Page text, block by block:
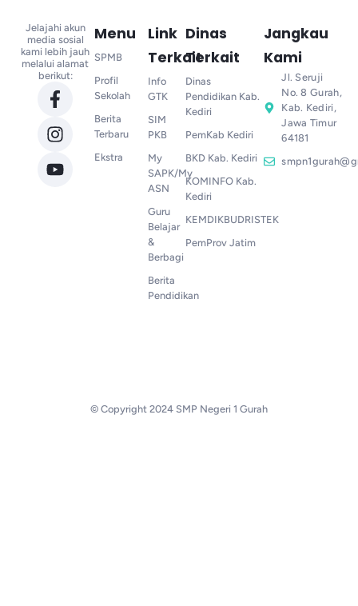
Jelajahi akun
media sosial
kami lebih jauh
melalui alamat
berikut:
Menu
SPMB
Profil
Sekolah
Berita
Terbaru
Ekstra
Link
Terkait
Info
GTK
SIM
PKB
My
SAPK/My
ASN
Guru
Belajar
&
Berbagi
Berita
Pendidikan
Dinas
Terkait
Dinas
Pendidikan Kab.
Kediri
PemKab Kediri
BKD Kab. Kediri
KOMINFO Kab.
Kediri
KEMDIKBUDRISTEK
PemProv Jatim
Jangkau
Kami
Jl. Seruji
No. 8 Gurah,
Kab. Kediri,
Jawa Timur
64181
© Copyright 2024 SMP Negeri 1 Gurah